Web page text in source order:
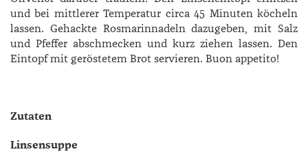
und bei mittlerer Temperatur circa 45 Minuten köcheln
lassen. Gehackte Rosmarinnadeln dazugeben, mit Salz
und Pfeffer abschmecken und kurz ziehen lassen. Den
Eintopf mit geröstetem Brot servieren. Buon appetito!
Zutaten
Linsensuppe